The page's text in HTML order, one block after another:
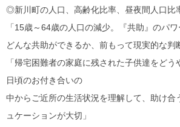
◎新川町の人口、高齢化比率、昼夜間人口比
「15歳～64歳の人口の減少。『共助』のパワ
どんな共助ができるか、前もって現実的な判
「帰宅困難者の家庭に残された子供達をどう
日頃のお付き合いの
中からご近所の生活状況を理解して、助け合
ュケーションが大切」